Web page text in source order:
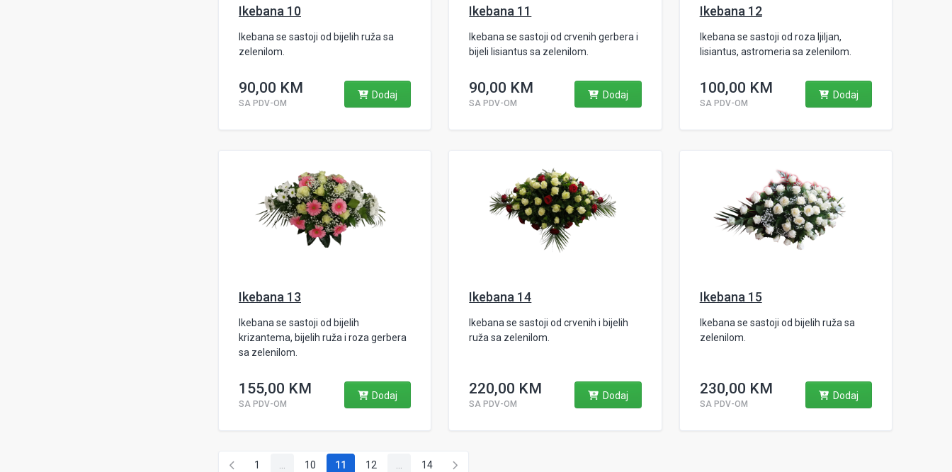
Ikebana 10
Ikebana se sastoji od bijelih ruža sa
zelenilom.
90,00 KM
SA PDV-OM
Dodaj
Ikebana 11
Ikebana se sastoji od crvenih gerbera i
bijeli lisiantus sa zelenilom.
90,00 KM
SA PDV-OM
Dodaj
Ikebana 12
Ikebana se sastoji od roza ljiljan,
lisiantus, astromeria sa zelenilom.
100,00 KM
SA PDV-OM
Dodaj
Ikebana 13
Ikebana se sastoji od bijelih
krizantema, bijelih ruža i roza gerbera
sa zelenilom.
155,00 KM
SA PDV-OM
Dodaj
Ikebana 14
Ikebana se sastoji od crvenih i bijelih
ruža sa zelenilom.
220,00 KM
SA PDV-OM
Dodaj
Ikebana 15
Ikebana se sastoji od bijelih ruža sa
zelenilom.
230,00 KM
SA PDV-OM
Dodaj
1 ... 10 11 12 ... 14